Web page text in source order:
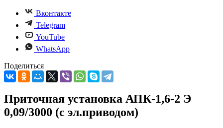
Вконтакте
Telegram
YouTube
WhatsApp
Поделиться
Приточная установка АПК-1,6-2 Э
0,09/3000 (с эл.приводом)